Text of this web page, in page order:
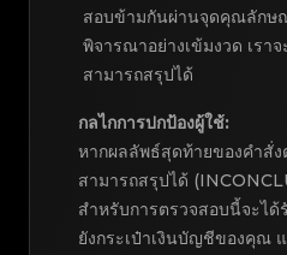
สอบข้ามกันผ่านจุดคุณลักษ
พิจารณาอย่างเข้มงวด เรา
สามารถสรุปได้
กลไกการปกป้องผู้ใช้:
หากผลลัพธ์สุดท้ายของคำสั่
สามารถสรุปได้
สำหรับการตรวจสอบนี้จะได้
ยังกระเป๋าเงินบัญชีของคุณ